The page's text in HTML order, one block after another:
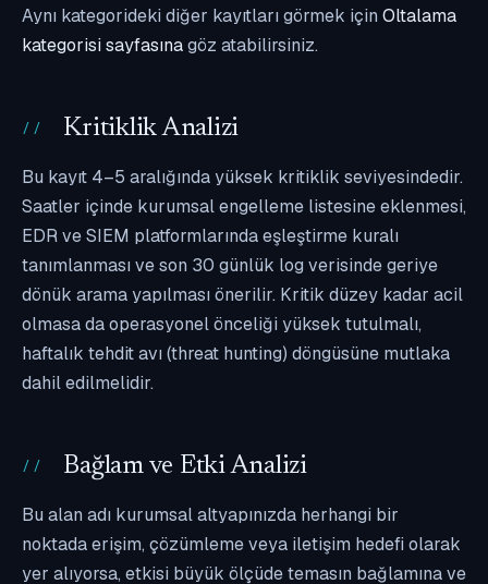
Aynı kategorideki diğer kayıtları görmek için Oltalama
kategorisi sayfasınagöz atabilirsiniz.
Kritiklik Analizi
Bu kayıt 4–5 aralığında yüksek kritiklik seviyesindedir.
Saatler içinde kurumsal engelleme listesine eklenmesi,
EDR ve SIEM platformlarında eşleştirme kuralı
tanımlanması ve son 30 günlük log verisinde geriye
dönük arama yapılması önerilir. Kritik düzey kadar acil
olmasa da operasyonel önceliği yüksek tutulmalı,
haftalık tehdit avı (threat hunting) döngüsüne mutlaka
dahil edilmelidir.
Bağlam ve Etki Analizi
Bu alan adı kurumsal altyapınızda herhangi bir
noktada erişim, çözümleme veya iletişim hedefi olarak
yer alıyorsa, etkisi büyük ölçüde temasın bağlamına ve